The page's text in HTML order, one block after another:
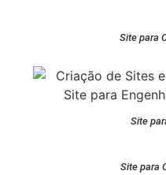
Site para
Site
Site para